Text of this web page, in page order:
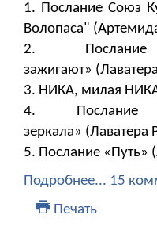
1. Послание Союз
Волопаса"
2.
зажигают»
3. НИКА, милая
4. Послание
зеркала» (Лаватера
5. Послание «Путь»
Подробнее... 15
Печать